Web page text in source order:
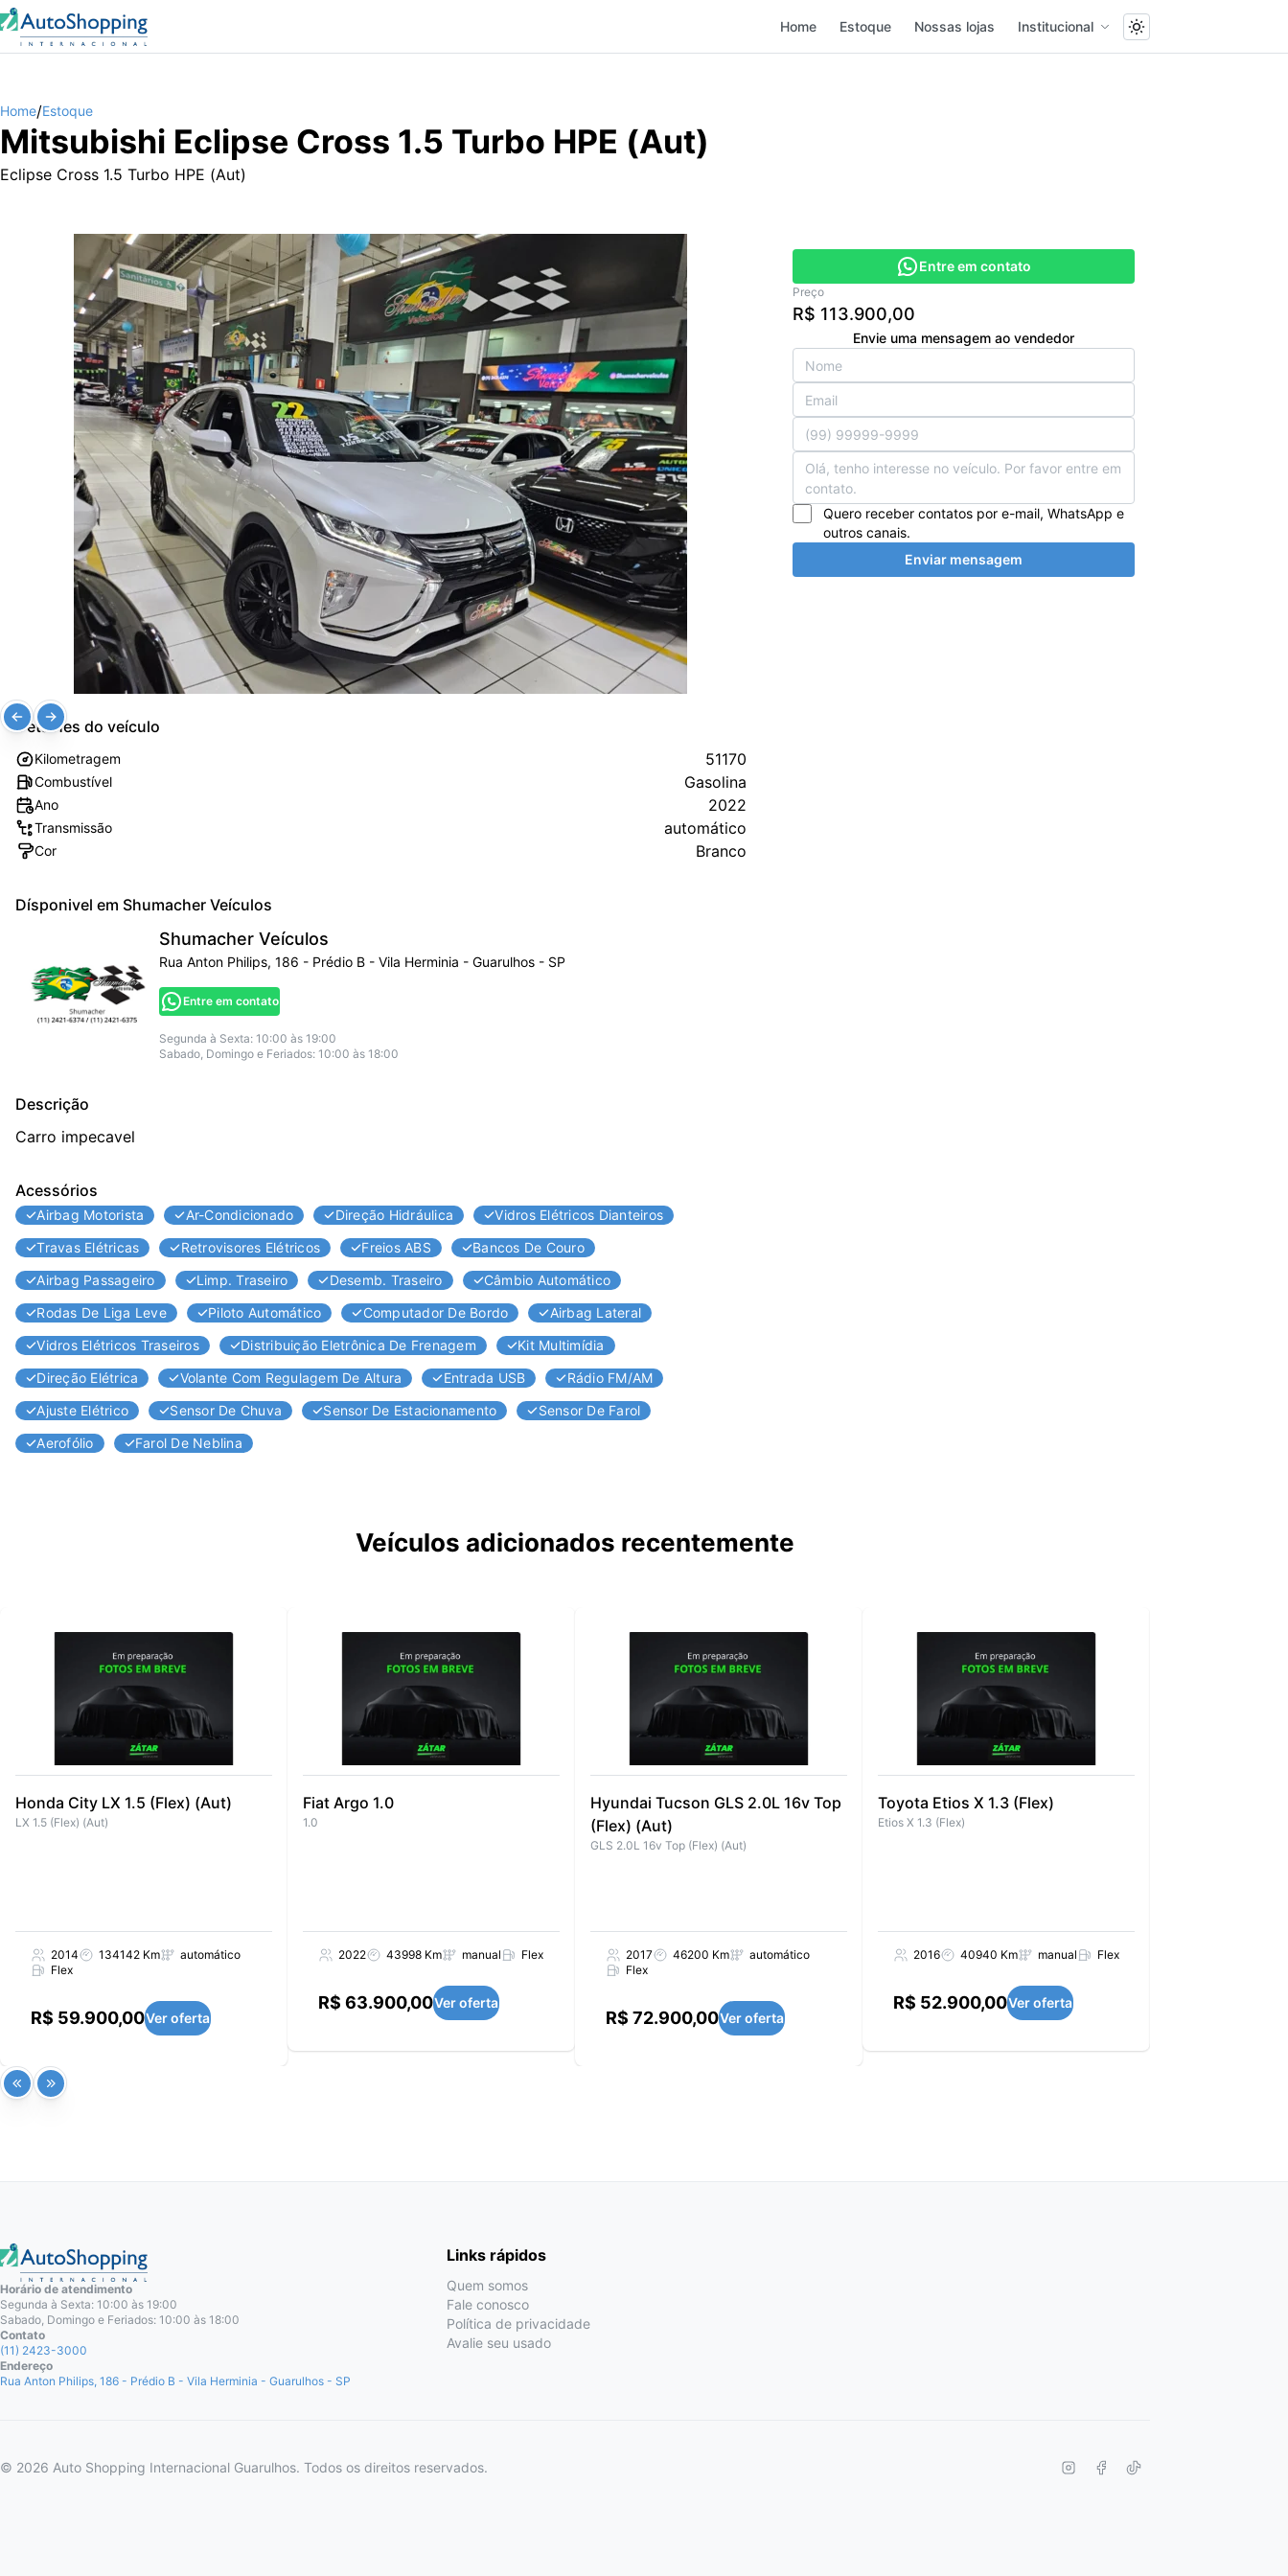
Home Estoque Nossas lojas Institucional
Home/Estoque
Mitsubishi Eclipse Cross 1.5 Turbo HPE (Aut)
Eclipse Cross 1.5 Turbo HPE (Aut)
Detalhes do veículo
Kilometragem 51170
Combustível Gasolina
Ano 2022
Transmissão automático
Cor Branco
Dísponivel em Shumacher Veículos
Shumacher Veículos
Rua Anton Philips, 186 - Prédio B - Vila Herminia - Guarulhos - SP
Entre em contato
Segunda à Sexta: 10:00 às 19:00
Sabado, Domingo e Feriados: 10:00 às 18:00
Descrição
Carro impecavel
Acessórios
Airbag Motorista Ar-Condicionado Direção Hidráulica
Vidros Elétricos Dianteiros
Travas Elétricas
Retrovisores Elétricos Freios ABS
Bancos De Couro
Airbag Passageiro
Limp. Traseiro Desemb. Traseiro
Câmbio Automático
Rodas De Liga Leve
Piloto Automático Computador De Bordo
Airbag Lateral
Vidros Elétricos Traseiros
Distribuição Eletrônica De Frenagem
Kit Multimídia
Direção Elétrica
Volante Com Regulagem De Altura Entrada USB
Rádio FM/AM
Ajuste Elétrico
Sensor De Chuva Sensor De Estacionamento
Sensor De Farol
Aerofólio
Farol De Neblina
Entre em contato
Preço
R$ 113.900,00
Envie uma mensagem ao vendedor
Quero receber contatos por e-mail, WhatsApp e
outros canais.
Enviar mensagem
Veículos adicionados recentemente
Honda City LX 1.5 (Flex) (Aut)
LX 1.5 (Flex) (Aut)
2014 134142 Km
automático
Flex
R$ 59.900,00Ver oferta
Fiat Argo 1.0
1.0
2022 43998 Km manual Flex
R$ 63.900,00Ver oferta
Hyundai Tucson GLS 2.0L 16v Top
(Flex) (Aut)
GLS 2.0L 16v Top (Flex) (Aut)
2017 46200 Km
automático
Flex
R$ 72.900,00Ver oferta
Toyota Etios X 1.3 (Flex)
Etios X 1.3 (Flex)
2016 40940 Km manual Flex
R$ 52.900,00Ver oferta
Horário de atendimento
Segunda à Sexta: 10:00 às 19:00
Sabado, Domingo e Feriados: 10:00 às 18:00
Contato
(11) 2423-3000
Endereço
Rua Anton Philips, 186 - Prédio B - Vila Herminia - Guarulhos - SP
Links rápidos
Quem somos
Fale conosco
Política de privacidade
Avalie seu usado
© 2026 Auto Shopping Internacional Guarulhos. Todos os direitos reservados.